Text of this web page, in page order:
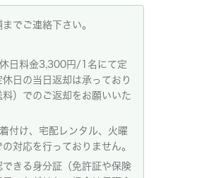
でご連絡下さい。
日料金3,300円/1名にて定
日の当日返却は承っており
）でのご返却をお願いいた
付け、宅配レンタル、火曜
対応を行っておりません。
きる身分証（免許証や保険